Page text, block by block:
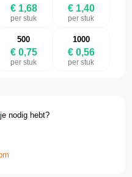
€ 1,68
per stuk
€ 1,40
per stuk
500
€ 0,75
per stuk
1000
€ 0,56
per stuk
je nodig hebt?